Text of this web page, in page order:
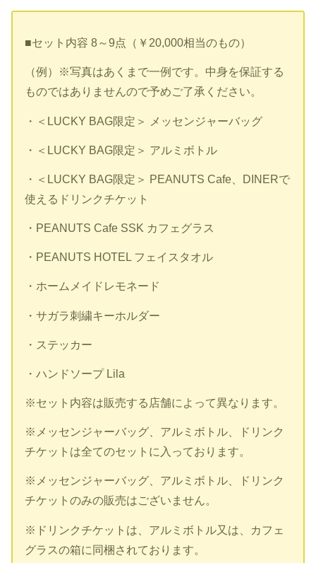
■セット内容 8～9点（￥20,000相当のもの）
（例）※写真はあくまで一例です。中身を保証する
ものではありませんので予めご了承ください。
・＜LUCKY BAG限定＞ メッセンジャーバッグ
・＜LUCKY BAG限定＞ アルミボトル
・＜LUCKY BAG限定＞ PEANUTS Cafe、DINERで
使えるドリンクチケット
・PEANUTS Cafe SSK カフェグラス
・PEANUTS HOTEL フェイスタオル
・ホームメイドレモネード
・サガラ刺繍キーホルダー
・ステッカー
・ハンドソープ Lila
※セット内容は販売する店舗によって異なります。
※メッセンジャーバッグ、アルミボトル、ドリンク
チケットは全てのセットに入っております。
※メッセンジャーバッグ、アルミボトル、ドリンク
チケットのみの販売はございません。
※ドリンクチケットは、アルミボトル又は、カフェ
グラスの箱に同梱されております。